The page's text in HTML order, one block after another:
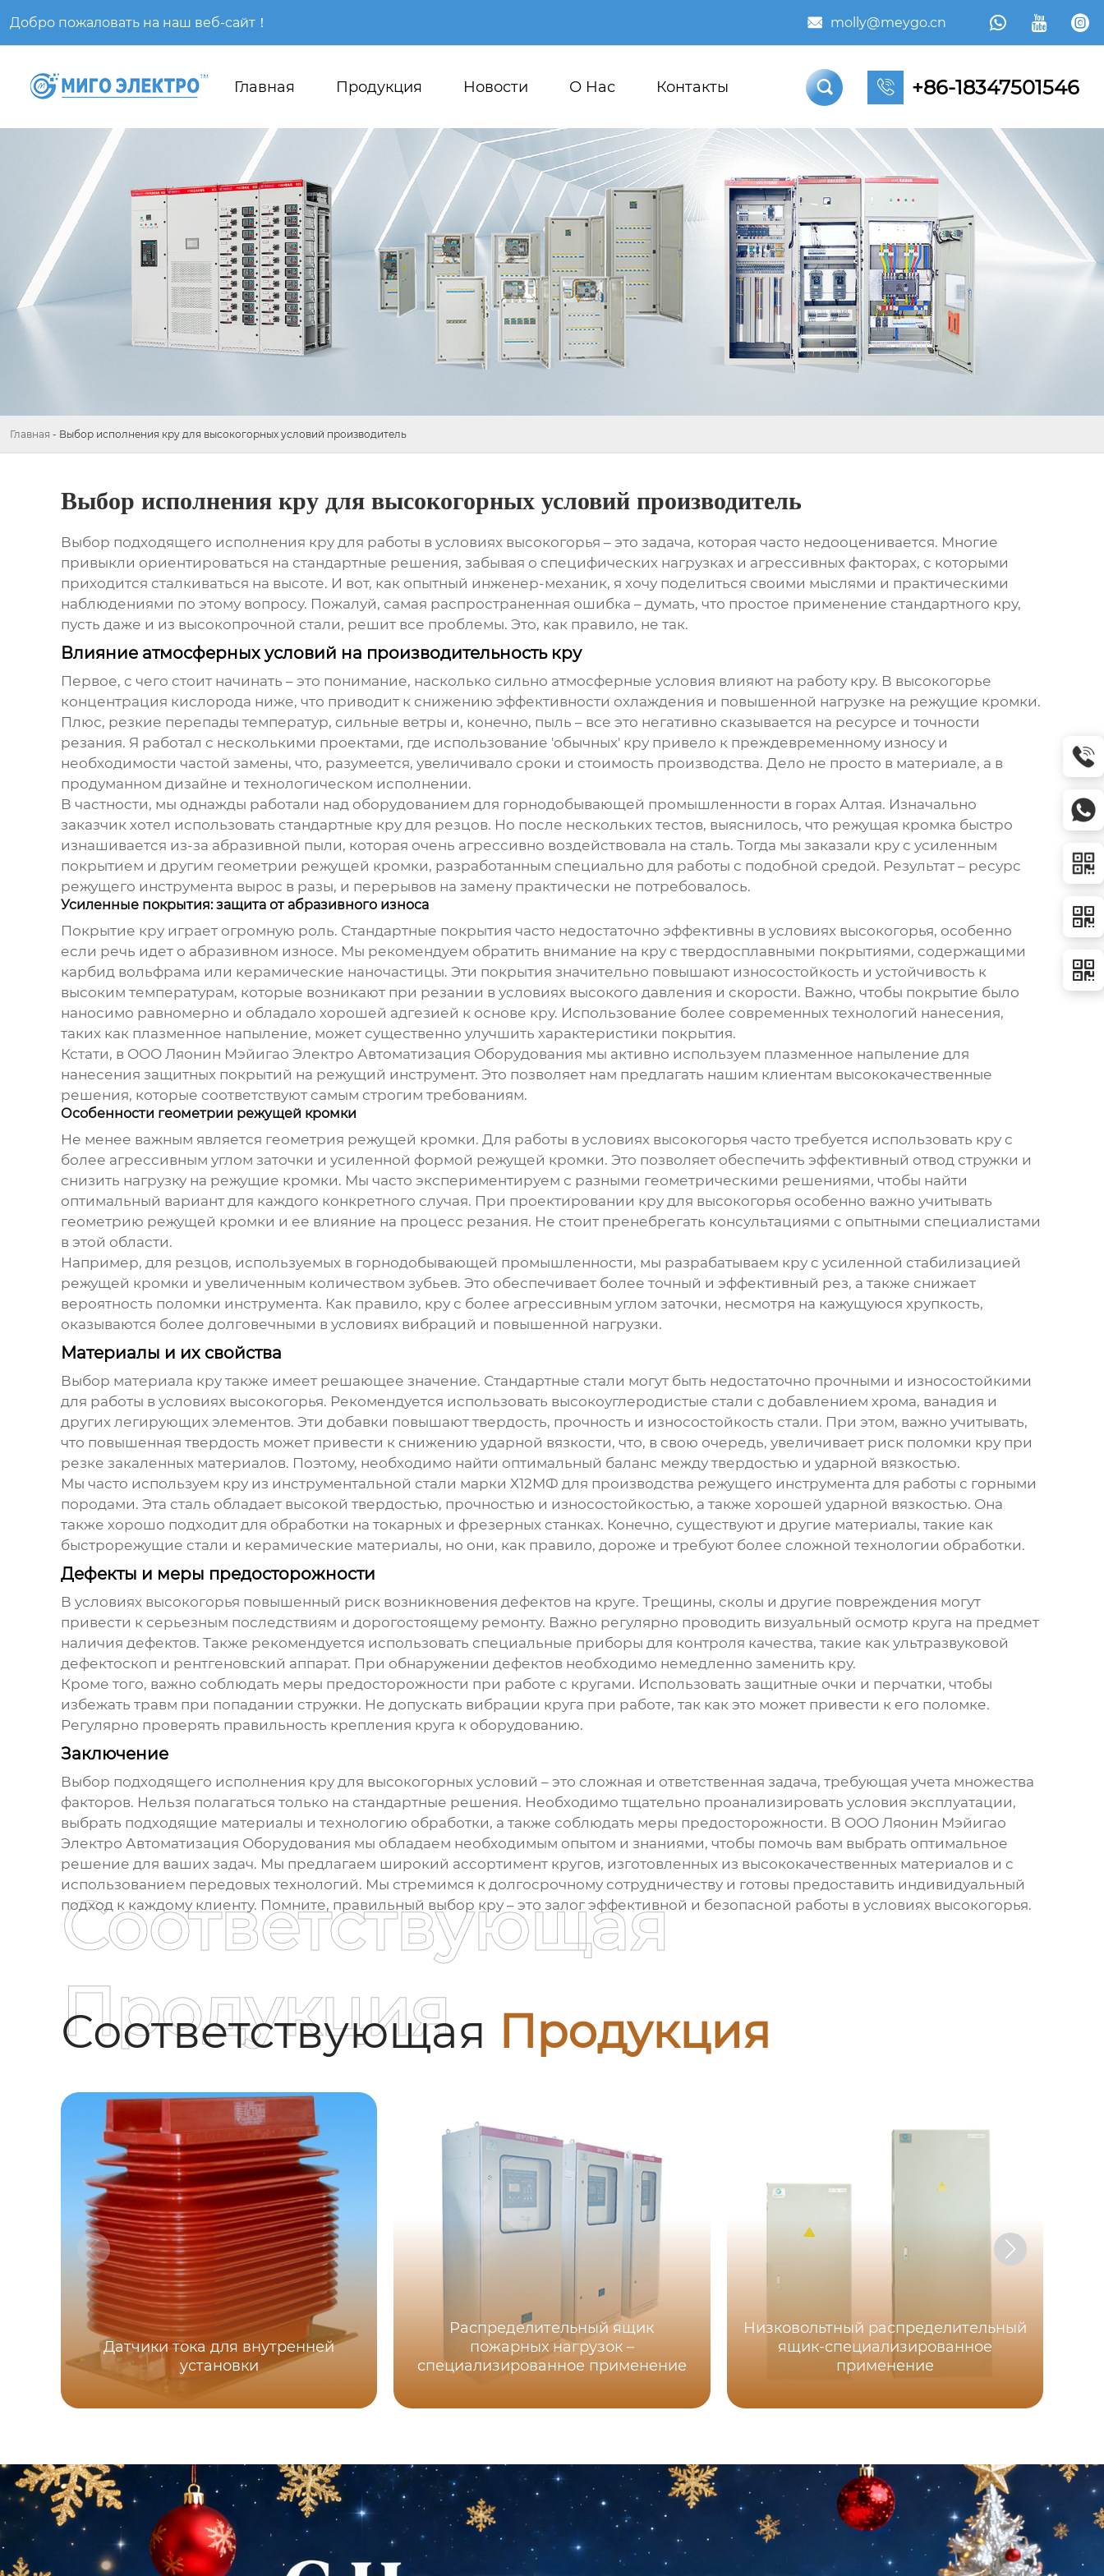
Добро пожаловать на наш веб-сайт！  molly@meygo.cn   
Главная Продукция Новости О Hас Контакты   +86-18347501546
Главная - Выбор исполнения кру для высокогорных условий производитель
Выбор исполнения кру для высокогорных условий производитель
Выбор подходящего исполнения кру для работы в условиях высокогорья – это задача, которая часто недооценивается. Многие
привыкли ориентироваться на стандартные решения, забывая о специфических нагрузках и агрессивных факторах, с которыми
приходится сталкиваться на высоте. И вот, как опытный инженер-механик, я хочу поделиться своими мыслями и практическими
наблюдениями по этому вопросу. Пожалуй, самая распространенная ошибка – думать, что простое применение стандартного кру,
пусть даже и из высокопрочной стали, решит все проблемы. Это, как правило, не так.
Влияние атмосферных условий на производительность кру
Первое, с чего стоит начинать – это понимание, насколько сильно атмосферные условия влияют на работу кру. В высокогорье
концентрация кислорода ниже, что приводит к снижению эффективности охлаждения и повышенной нагрузке на режущие кромки.
Плюс, резкие перепады температур, сильные ветры и, конечно, пыль – все это негативно сказывается на ресурсе и точности
резания. Я работал с несколькими проектами, где использование 'обычных' кру привело к преждевременному износу и
необходимости частой замены, что, разумеется, увеличивало сроки и стоимость производства. Дело не просто в материале, а в
продуманном дизайне и технологическом исполнении.
В частности, мы однажды работали над оборудованием для горнодобывающей промышленности в горах Алтая. Изначально
заказчик хотел использовать стандартные кру для резцов. Но после нескольких тестов, выяснилось, что режущая кромка быстро
изнашивается из-за абразивной пыли, которая очень агрессивно воздействовала на сталь. Тогда мы заказали кру с усиленным
покрытием и другим геометрии режущей кромки, разработанным специально для работы с подобной средой. Результат – ресурс
режущего инструмента вырос в разы, и перерывов на замену практически не потребовалось.
Усиленные покрытия: защита от абразивного износа
Покрытие кру играет огромную роль. Стандартные покрытия часто недостаточно эффективны в условиях высокогорья, особенно
если речь идет о абразивном износе. Мы рекомендуем обратить внимание на кру с твердосплавными покрытиями, содержащими
карбид вольфрама или керамические наночастицы. Эти покрытия значительно повышают износостойкость и устойчивость к
высоким температурам, которые возникают при резании в условиях высокого давления и скорости. Важно, чтобы покрытие было
наносимо равномерно и обладало хорошей адгезией к основе кру. Использование более современных технологий нанесения,
таких как плазменное напыление, может существенно улучшить характеристики покрытия.
Кстати, в ООО Ляонин Мэйигао Электро Автоматизация Оборудования мы активно используем плазменное напыление для
нанесения защитных покрытий на режущий инструмент. Это позволяет нам предлагать нашим клиентам высококачественные
решения, которые соответствуют самым строгим требованиям.
Особенности геометрии режущей кромки
Не менее важным является геометрия режущей кромки. Для работы в условиях высокогорья часто требуется использовать кру с
более агрессивным углом заточки и усиленной формой режущей кромки. Это позволяет обеспечить эффективный отвод стружки и
снизить нагрузку на режущие кромки. Мы часто экспериментируем с разными геометрическими решениями, чтобы найти
оптимальный вариант для каждого конкретного случая. При проектировании кру для высокогорья особенно важно учитывать
геометрию режущей кромки и ее влияние на процесс резания. Не стоит пренебрегать консультациями с опытными специалистами
в этой области.
Например, для резцов, используемых в горнодобывающей промышленности, мы разрабатываем кру с усиленной стабилизацией
режущей кромки и увеличенным количеством зубьев. Это обеспечивает более точный и эффективный рез, а также снижает
вероятность поломки инструмента. Как правило, кру с более агрессивным углом заточки, несмотря на кажущуюся хрупкость,
оказываются более долговечными в условиях вибраций и повышенной нагрузки.
Материалы и их свойства
Выбор материала кру также имеет решающее значение. Стандартные стали могут быть недостаточно прочными и износостойкими
для работы в условиях высокогорья. Рекомендуется использовать высокоуглеродистые стали с добавлением хрома, ванадия и
других легирующих элементов. Эти добавки повышают твердость, прочность и износостойкость стали. При этом, важно учитывать,
что повышенная твердость может привести к снижению ударной вязкости, что, в свою очередь, увеличивает риск поломки кру при
резке закаленных материалов. Поэтому, необходимо найти оптимальный баланс между твердостью и ударной вязкостью.
Мы часто используем кру из инструментальной стали марки Х12МФ для производства режущего инструмента для работы с горными
породами. Эта сталь обладает высокой твердостью, прочностью и износостойкостью, а также хорошей ударной вязкостью. Она
также хорошо подходит для обработки на токарных и фрезерных станках. Конечно, существуют и другие материалы, такие как
быстрорежущие стали и керамические материалы, но они, как правило, дороже и требуют более сложной технологии обработки.
Дефекты и меры предосторожности
В условиях высокогорья повышенный риск возникновения дефектов на круге. Трещины, сколы и другие повреждения могут
привести к серьезным последствиям и дорогостоящему ремонту. Важно регулярно проводить визуальный осмотр круга на предмет
наличия дефектов. Также рекомендуется использовать специальные приборы для контроля качества, такие как ультразвуковой
дефектоскоп и рентгеновский аппарат. При обнаружении дефектов необходимо немедленно заменить кру.
Кроме того, важно соблюдать меры предосторожности при работе с кругами. Использовать защитные очки и перчатки, чтобы
избежать травм при попадании стружки. Не допускать вибрации круга при работе, так как это может привести к его поломке.
Регулярно проверять правильность крепления круга к оборудованию.
Заключение
Выбор подходящего исполнения кру для высокогорных условий – это сложная и ответственная задача, требующая учета множества
факторов. Нельзя полагаться только на стандартные решения. Необходимо тщательно проанализировать условия эксплуатации,
выбрать подходящие материалы и технологию обработки, а также соблюдать меры предосторожности. В ООО Ляонин Мэйигао
Электро Автоматизация Оборудования мы обладаем необходимым опытом и знаниями, чтобы помочь вам выбрать оптимальное
решение для ваших задач. Мы предлагаем широкий ассортимент кругов, изготовленных из высококачественных материалов и с
использованием передовых технологий. Мы стремимся к долгосрочному сотрудничеству и готовы предоставить индивидуальный
подход к каждому клиенту. Помните, правильный выбор кру – это залог эффективной и безопасной работы в условиях высокогорья.
Соответствующая Продукция
Соответствующая
Продукция
Датчики тока для внутренней
установки
Распределительный ящик
пожарных нагрузок –
специализированное применение
Низковольтный распределительный
ящик-специализированное
применение